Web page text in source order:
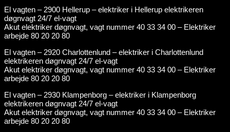
El vagten – 2900 Hellerup – elektriker i Hellerup elektrikeren
døgnvagt 24/7 el-vagt
Akut elektriker døgnvagt, vagt nummer 40 33 34 00 – Elektriker
arbejde 80 20 20 80
El vagten – 2920 Charlottenlund – elektriker i Charlottenlund
elektrikeren døgnvagt 24/7 el-vagt
Akut elektriker døgnvagt, vagt nummer 40 33 34 00 – Elektriker
arbejde 80 20 20 80
El vagten – 2930 Klampenborg – elektriker i Klampenborg
elektrikeren døgnvagt 24/7 el-vagt
Akut elektriker døgnvagt, vagt nummer 40 33 34 00 – Elektriker
arbejde 80 20 20 80